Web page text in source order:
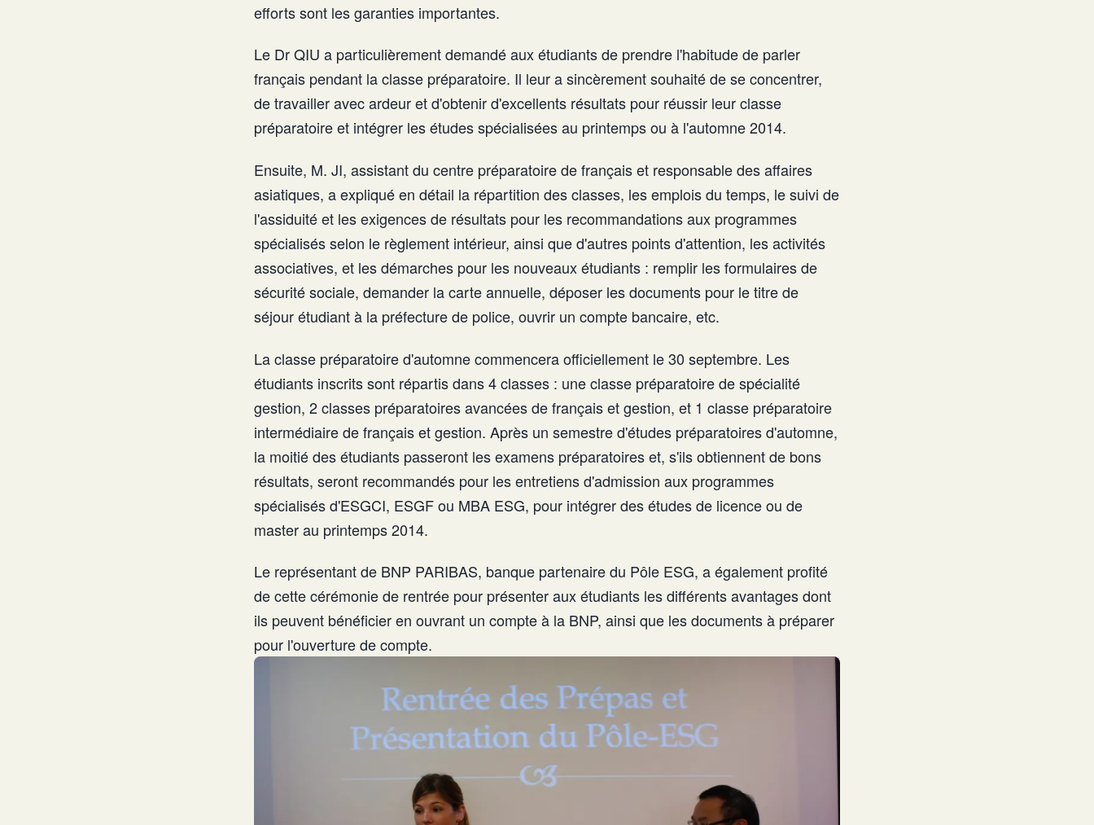
efforts sont les garanties importantes.
Le Dr QIU a particulièrement demandé aux étudiants de prendre l'habitude de parler
français pendant la classe préparatoire. Il leur a sincèrement souhaité de se concentrer,
de travailler avec ardeur et d'obtenir d'excellents résultats pour réussir leur classe
préparatoire et intégrer les études spécialisées au printemps ou à l'automne 2014.
Ensuite, M. JI, assistant du centre préparatoire de français et responsable des affaires
asiatiques, a expliqué en détail la répartition des classes, les emplois du temps, le suivi de
l'assiduité et les exigences de résultats pour les recommandations aux programmes
spécialisés selon le règlement intérieur, ainsi que d'autres points d'attention, les activités
associatives, et les démarches pour les nouveaux étudiants : remplir les formulaires de
sécurité sociale, demander la carte annuelle, déposer les documents pour le titre de
séjour étudiant à la préfecture de police, ouvrir un compte bancaire, etc.
La classe préparatoire d'automne commencera officiellement le 30 septembre. Les
étudiants inscrits sont répartis dans 4 classes : une classe préparatoire de spécialité
gestion, 2 classes préparatoires avancées de français et gestion, et 1 classe préparatoire
intermédiaire de français et gestion. Après un semestre d'études préparatoires d'automne,
la moitié des étudiants passeront les examens préparatoires et, s'ils obtiennent de bons
résultats, seront recommandés pour les entretiens d'admission aux programmes
spécialisés d'ESGCI, ESGF ou MBA ESG, pour intégrer des études de licence ou de
master au printemps 2014.
Le représentant de BNP PARIBAS, banque partenaire du Pôle ESG, a également profité
de cette cérémonie de rentrée pour présenter aux étudiants les différents avantages dont
ils peuvent bénéficier en ouvrant un compte à la BNP, ainsi que les documents à préparer
pour l'ouverture de compte.